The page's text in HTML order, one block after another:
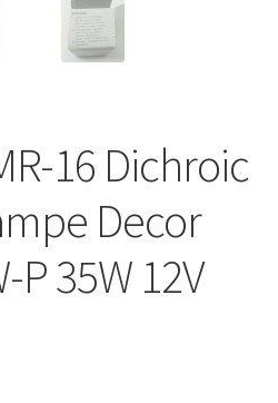
16 Dichroic
Decor
P 35W 12V